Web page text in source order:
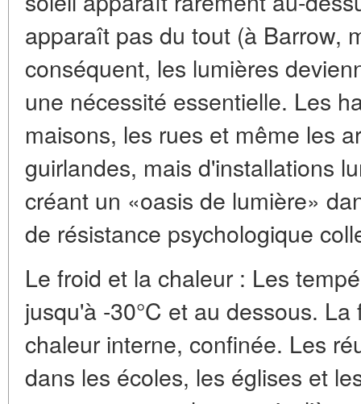
apparaît pas du tout (à Barrow,
conséquent, les lumières
une nécessité essentielle. Les
maisons, les rues et même les
guirlandes, mais d'installations
créant un «oasis de lumière»
de résistance psychologique
Le froid et la chaleur : Les
jusqu'à -30°C et au dessous.
chaleur interne, confinée. Les
dans les écoles, les églises et